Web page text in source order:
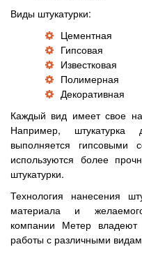
Виды штукатурки:
Цементная
Гипсовая
Известковая
Полимерная
Декоративная
Каждый вид имеет свое
Например, штукатурка
выполняется
используются более
штукатурки.
Технология нанесения
материала и
компании Метер
работы с различными